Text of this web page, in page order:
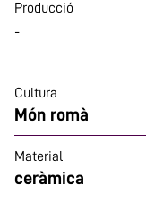
Producció
-
Cultura
Món romà
Material
ceràmica